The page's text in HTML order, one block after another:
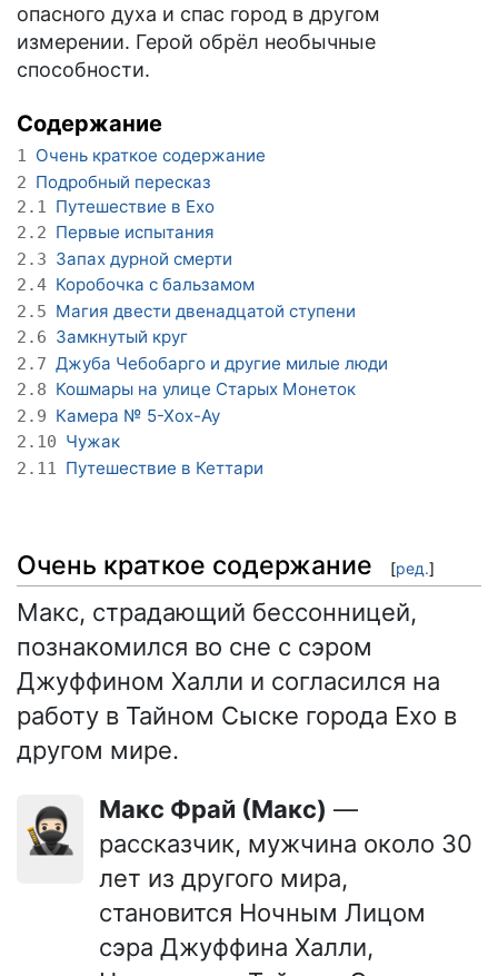
опасного духа и спас город в другом
измерении. Герой обрёл необычные
способности.
Содержание
1 Очень краткое содержание
2 Подробный пересказ
2.1 Путешествие в Ехо
2.2 Первые испытания
2.3 Запах дурной смерти
2.4 Коробочка с бальзамом
2.5 Магия двести двенадцатой ступени
2.6 Замкнутый круг
2.7 Джуба Чебобарго и другие милые люди
2.8 Кошмары на улице Старых Монеток
2.9 Камера № 5-Хох-Ау
2.10 Чужак
2.11 Путешествие в Кеттари
Очень краткое содержание [ред.]
Макс, страдающий бессонницей,
познакомился во сне с сэром
Джуффином Халли и согласился на
работу в Тайном Сыске города Ехо в
другом мире.
🥷🏻 Макс Фрай (Макс) —
рассказчик, мужчина около 30
лет из другого мира,
становится Ночным Лицом
сэра Джуффина Халли,